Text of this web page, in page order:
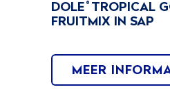
DOLE ®TROPICAL
FRUITMIX IN SAP
MEER